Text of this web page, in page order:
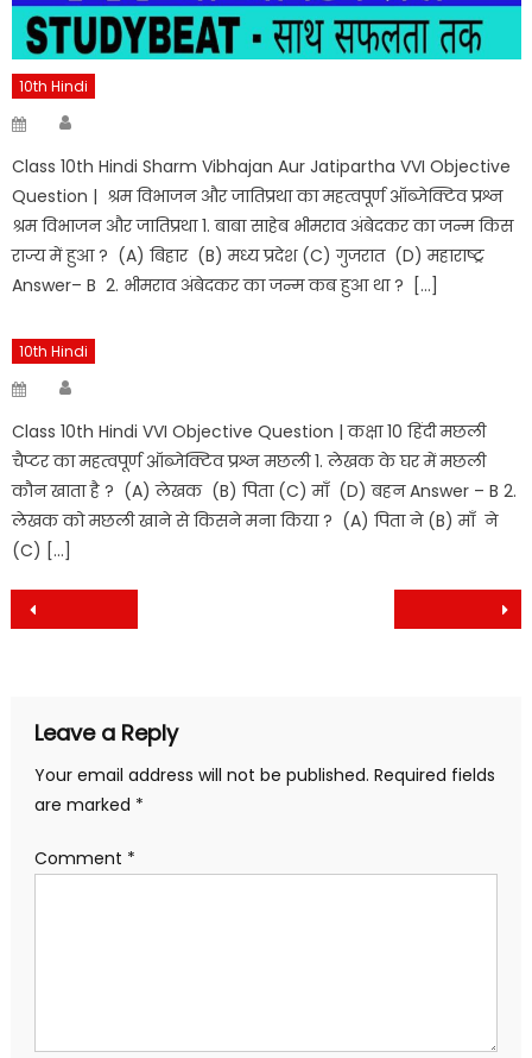
10th Hindi
Posted
Class 10th Hindi Sharm Vibhajan Aur Jatipartha VVI Objective
Question | श्रम विभाजन और जातिप्रथा का महत्वपूर्ण ऑब्जेक्टिव प्रश्न
श्रम विभाजन और जातिप्रथा 1. बाबा साहेब भीमराव अंबेदकर का जन्म किस
राज्य में हुआ ? (A) बिहार (B) मध्य प्रदेश (C) गुजरात (D) महाराष्ट्र
Answer– B 2. भीमराव अंबेदकर का जन्म कब हुआ था ? […]
10th Hindi
Posted
Class 10th Hindi VVI Objective Question | कक्षा 10 हिंदी मछली
चैप्टर का महत्वपूर्ण ऑब्जेक्टिव प्रश्न मछली 1. लेखक के घर में मछली
कौन खाता है ? (A) लेखक (B) पिता (C) माँ (D) बहन Answer – B 2.
लेखक को मछली खाने से किसने मना किया ? (A) पिता ने (B) माँ ने
(C) […]
Post
Leave a Reply
Your email address will not be published. Required fields
are marked *
Comment *